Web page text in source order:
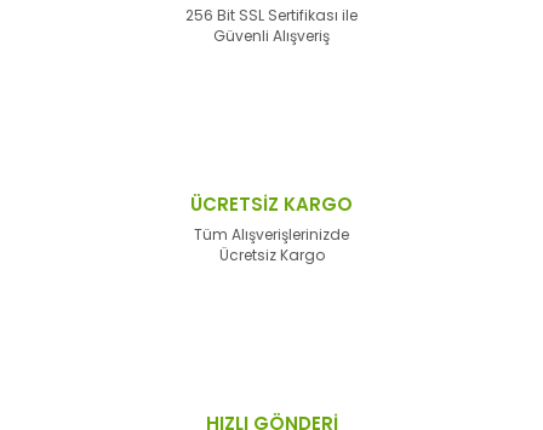
256 Bit SSL Sertifikası ile
Güvenli Alışveriş
ÜCRETSİZ KARGO
Tüm Alışverişlerinizde
Ücretsiz Kargo
HIZLI GÖNDERİ